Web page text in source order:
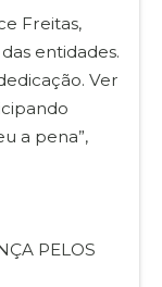
Freitas,
entidades.
Ver
a pena”,
PELOS